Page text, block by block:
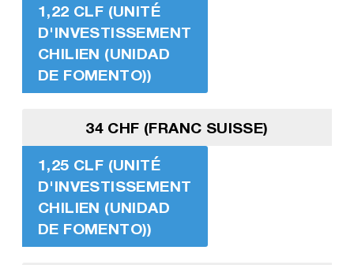
1,22 CLF (UNITÉ
D'INVESTISSEMENT
CHILIEN (UNIDAD
DE FOMENTO))
34 CHF (FRANC SUISSE)
1,25 CLF (UNITÉ
D'INVESTISSEMENT
CHILIEN (UNIDAD
DE FOMENTO))